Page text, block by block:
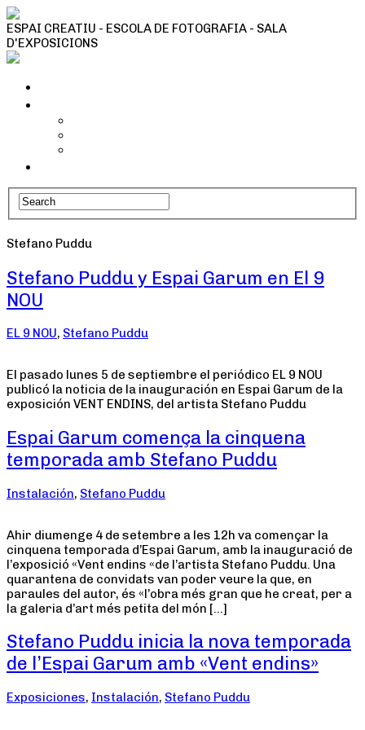
ESPAI CREATIU - ESCOLA DE FOTOGRAFIA - SALA
D'EXPOSICIONS
Stefano Puddu
Stefano Puddu y Espai Garum en El 9
NOU
EL 9 NOU, Stefano Puddu
El pasado lunes 5 de septiembre el periódico EL 9 NOU
publicó la noticia de la inauguración en Espai Garum de la
exposición VENT ENDINS, del artista Stefano Puddu
Espai Garum comença la cinquena
temporada amb Stefano Puddu
Instalación, Stefano Puddu
Ahir diumenge 4 de setembre a les 12h va començar la
cinquena temporada d’Espai Garum, amb la inauguració de
l’exposició «Vent endins «de l’artista Stefano Puddu. Una
quarantena de convidats van poder veure la que, en
paraules del autor, és «l’obra més gran que he creat, per a
la galeria d’art més petita del món […]
Stefano Puddu inicia la nova temporada
de l’Espai Garum amb «Vent endins»
Exposiciones, Instalación, Stefano Puddu